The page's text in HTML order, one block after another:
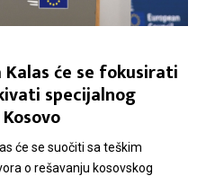
će se fokusirati
specijalnog
će se suočiti sa teškim
o rešavanju kosovskog